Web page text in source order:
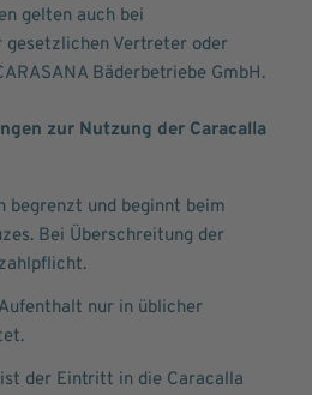
gelten auch bei
Vertreter oder
Bäderbetriebe GmbH.
zur Nutzung der Caracalla
und beginnt beim
Bei Überschreitung der
nur in üblicher
der Eintritt in die Caracalla